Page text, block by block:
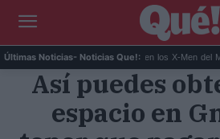
Últimas Noticias- Noticias Que!:
Kit Connor será Cíclope en los X-Men del MCU y
Así puedes
espacio en